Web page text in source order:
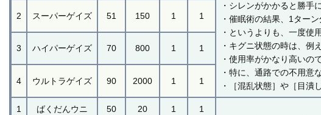
・シレンがかかると勝手
・催眠術の結果、1ター
・というよりも、一度使
・キグニ状態の時は、例
・使用率がかなり高いの
・特に、通路での不用意
・［混乱状態］や［目潰
2 スーパーゲイズ 51 150 1 1
3 ハイパーゲイズ 70 800 1 1
4 ウルトラゲイズ 90 2000 1 1
1 ばくだんウニ 50 20 1
1